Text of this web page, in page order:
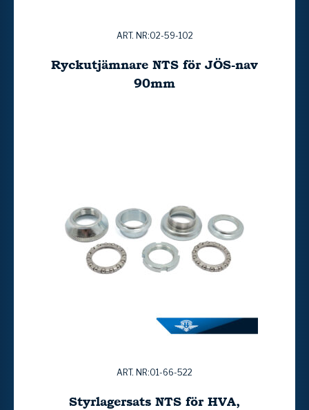
ART. NR:02-59-102
Ryckutjämnare NTS för JÖS-nav
90mm
ART. NR:01-66-522
Styrlagersats NTS för HVA,